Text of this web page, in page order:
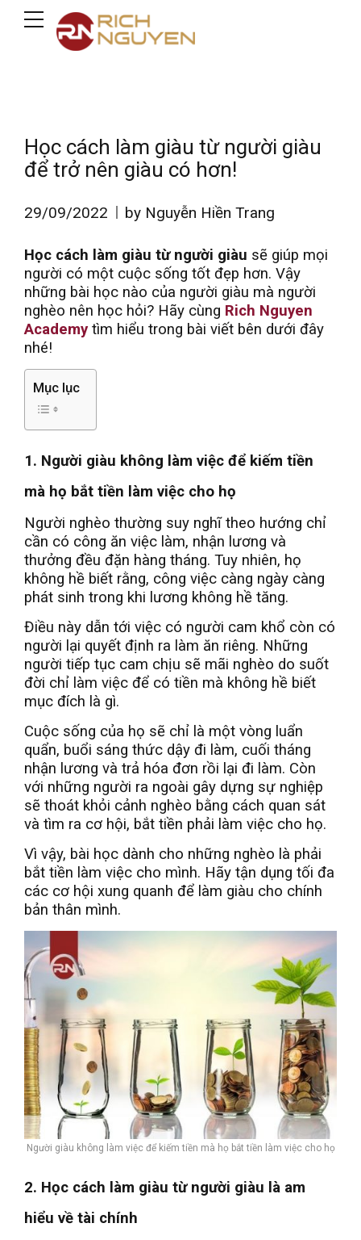
Học cách làm giàu từ người giàu
để trở nên giàu có hơn!
29/09/2022 by Nguyễn Hiền Trang
Học cách làm giàu từ người giàu sẽ giúp mọi
người có một cuộc sống tốt đẹp hơn. Vậy
những bài học nào của người giàu mà người
nghèo nên học hỏi? Hãy cùng Rich Nguyen
Academytìm hiểu trong bài viết bên dưới đây
nhé!
Mục lục
1. Người giàu không làm việc để kiếm tiền
mà họ bắt tiền làm việc cho họ
Người nghèo thường suy nghĩ theo hướng chỉ
cần có công ăn việc làm, nhận lương và
thưởng đều đặn hàng tháng. Tuy nhiên, họ
không hề biết rằng, công việc càng ngày càng
phát sinh trong khi lương không hề tăng.
Điều này dẫn tới việc có người cam khổ còn có
người lại quyết định ra làm ăn riêng. Những
người tiếp tục cam chịu sẽ mãi nghèo do suốt
đời chỉ làm việc để có tiền mà không hề biết
mục đích là gì.
Cuộc sống của họ sẽ chỉ là một vòng luẩn
quẩn, buổi sáng thức dậy đi làm, cuối tháng
nhận lương và trả hóa đơn rồi lại đi làm. Còn
với những người ra ngoài gây dựng sự nghiệp
sẽ thoát khỏi cảnh nghèo bằng cách quan sát
và tìm ra cơ hội, bắt tiền phải làm việc cho họ.
Vì vậy, bài học dành cho những nghèo là phải
bắt tiền làm việc cho mình. Hãy tận dụng tối đa
các cơ hội xung quanh để làm giàu cho chính
bản thân mình.
Người giàu không làm việc để kiếm tiền mà họ bắt tiền làm việc cho họ
2. Học cách làm giàu từ người giàu là am
hiểu về tài chính